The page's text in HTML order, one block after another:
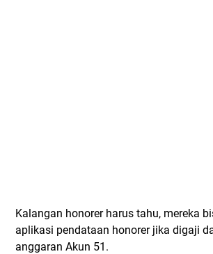
Kalangan honorer harus tahu, mereka
aplikasi pendataan honorer jika digaji
anggaran Akun 51.